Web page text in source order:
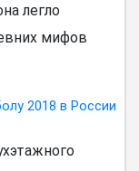
легло
мифов